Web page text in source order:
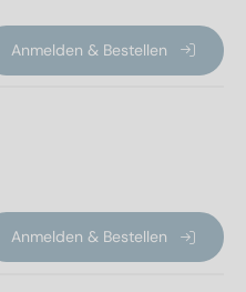
Anmelden & Bestellen
Anmelden & Bestellen